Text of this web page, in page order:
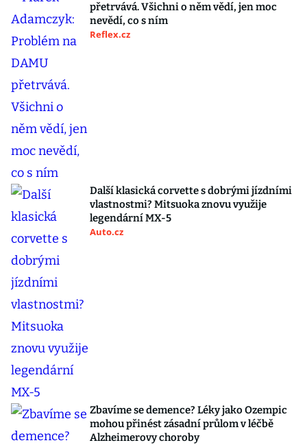
přetrvává. Všichni o něm vědí, jen moc
nevědí, co s ním
Reflex.cz
Další klasická corvette s dobrými jízdními
vlastnostmi? Mitsuoka znovu využije
legendární MX-5
Auto.cz
Zbavíme se demence? Léky jako Ozempic
mohou přinést zásadní průlom v léčbě
Alzheimerovy choroby